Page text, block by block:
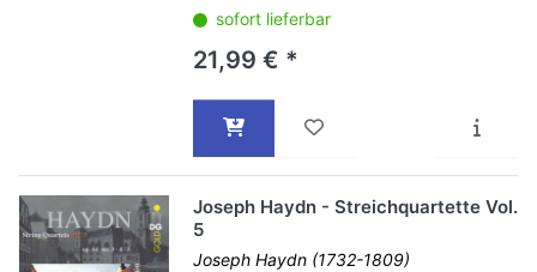
sofort lieferbar
21,99 € *
Joseph Haydn - Streichquartette Vol.
5
Joseph Haydn (1732-1809)